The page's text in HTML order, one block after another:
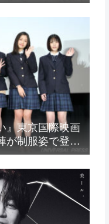
』東京国際映画
が制服姿で登